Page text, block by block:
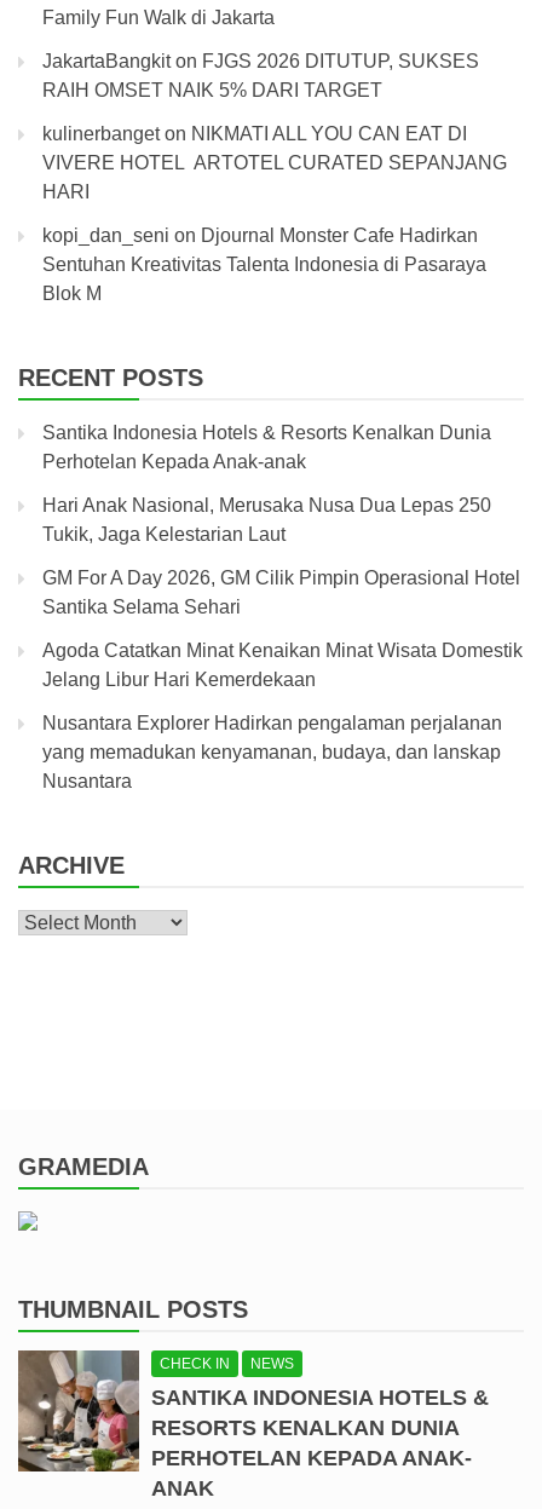
Family Fun Walk di Jakarta
JakartaBangkiton FJGS 2026 DITUTUP, SUKSES
RAIH OMSET NAIK 5% DARI TARGET
kulinerbangeton NIKMATI ALL YOU CAN EAT DI
VIVERE HOTEL ARTOTEL CURATED SEPANJANG
HARI
kopi_dan_seni on Djournal Monster Cafe Hadirkan
Sentuhan Kreativitas Talenta Indonesia di Pasaraya
Blok M
RECENT POSTS
Santika Indonesia Hotels & Resorts Kenalkan Dunia
Perhotelan Kepada Anak-anak
Hari Anak Nasional, Merusaka Nusa Dua Lepas 250
Tukik, Jaga Kelestarian Laut
GM For A Day 2026, GM Cilik Pimpin Operasional Hotel
Santika Selama Sehari
Agoda Catatkan Minat Kenaikan Minat Wisata Domestik
Jelang Libur Hari Kemerdekaan
Nusantara Explorer Hadirkan pengalaman perjalanan
yang memadukan kenyamanan, budaya, dan lanskap
Nusantara
ARCHIVE
Archive
GRAMEDIA
THUMBNAIL POSTS
CHECK IN NEWS
SANTIKA INDONESIA HOTELS &
RESORTS KENALKAN DUNIA
PERHOTELAN KEPADA ANAK-
ANAK